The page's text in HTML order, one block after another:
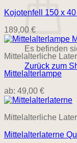
Es befinden
Zurück zum
Kojotenfell 150 x
189,00 €
Mittelalterliche
Mittelalterlampe
ab: 49,00 €
Mittelalterliche
Mittelalterlaterne